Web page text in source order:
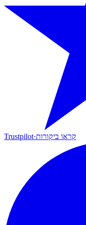
Trustpilot·קראו ביקורות